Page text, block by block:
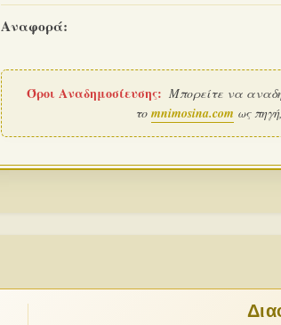
Αναφορά:
Όροι Αναδημοσίευσης: Μπορείτε να
το mnimosina.com ως